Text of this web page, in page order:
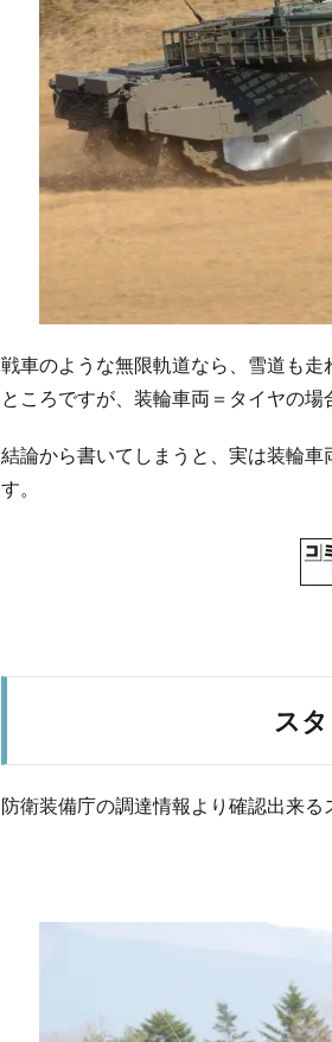
戦車のような無限軌道なら、雪道も走
ところですが、装輪車両＝タイヤの場
結論から書いてしまうと、実は装輪
す。
ス
防衛装備庁の調達情報より確認出来る